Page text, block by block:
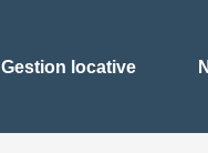
Gestion locative